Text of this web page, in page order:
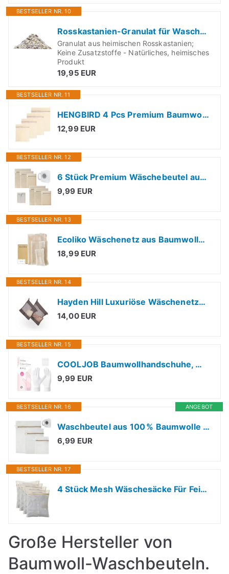
BESTSELLER NR. 10
Rosskastanien-Granulat für Waschmittel 1kg inkl. Baumwoll-Waschbeutel
Granulat aus heimischen Rosskastanien;
Keine Zusatzstoffe - Natürliches, heimisches
Produkt
19,95 EUR
BESTSELLER NR. 11
HENGBIRD 4 Pcs Premium Baumwolle Wäschenetz Set, Wäschesack Aus 100% Baumwolle mit Reißverschluss,Wäschenetz für Waschmaschine für Bh, Unterwäsche,Wäschesäcke für Waschmaschine für Reise & Delicates
12,99 EUR
BESTSELLER NR. 12
6 Stück Premium Wäschebeutel aus Baumwolle mit Reißverschluss ohne Mikroplastik, Wäschenetz Wäschesack für die Waschmaschine, Reise- Organizer, für Schmutzwäsche
9,99 EUR
BESTSELLER NR. 13
Ecoliko Wäschenetz aus Baumwolle für Waschmaschine, Wäschebeutel-Set (3 Stück) für BHs | Babykleidung | Feinwäsche, geruchsneutral & ohne Mikrofaser, Beige (S, M, L)
18,99 EUR
BESTSELLER NR. 14
Hayden Hill Luxuriöse Wäschenetze Bio-Baumwolle für Feinwäsche, 2er-Pack
14,00 EUR
BESTSELLER NR. 15
COOLJOB Baumwollhandschuhe, Weiße Stoff Handschuhe aus Baumwolle für trockene Hände & Neurodermitis, Feuchtigkeitsspendende Handschuhe, Waschbar - Gratis Waschbeutel (4 Paar, Größe S)
9,99 EUR
ANGEBOT
BESTSELLER NR. 16
Waschbeutel aus 100 % Baumwolle – 3er Set in verschiedenen Größen,Wiederverwendbar & nachhaltig,Wäscheschutzbeutel mit Reißverschluss
6,99 EUR
BESTSELLER NR. 17
4 Stück Mesh Wäschesäcke Für Feinwäsche, Mittelgroße Wäschesäcke Für Feinwäsche, 30x40cm Wäschenetz Baumwoll Baumwoll Bh Waschschutzbeutel Mit Robustem Reißverschluss Dessous, Socken, Kleidung
Große Hersteller von
Baumwoll-Waschbeuteln.